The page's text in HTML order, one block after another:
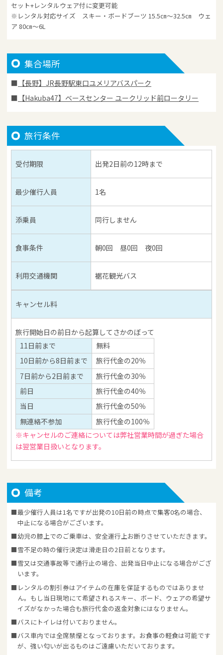
セット+レンタルウェア付に変更可能
※レンタル対応サイズ スキー・ボードブーツ 15.5㎝～32.5㎝ ウェ
ア 80㎝～6L
集合場所
【長野】JR長野駅東口ユメリアバスパーク
【Hakuba47】ベースセンター ユークリッド前ロータリー
旅行条件
受付期限 出発2日前の12時まで
最少催行人員 1名
添乗員 同行しません
食事条件 朝0回 昼0回 夜0回
利用交通機関 裾花観光バス
キャンセル料
旅行開始日の前日から起算してさかのぼって
11日前まで
無料
10日前から8日前まで
旅行代金の20％
7日前から2日前まで
旅行代金の30％
前日
旅行代金の40％
当日
旅行代金の50％
無連絡不参加
旅行代金の100％
※キャンセルのご連絡については弊社営業時間が過ぎた場合
は翌営業日扱いとなります。
備考
最少催行人員は1名ですが出発の10日前の時点で集客0名の場合、
中止になる場合がございます。
幼児の膝上でのご乗車は、安全運行上お断りさせていただきます。
雪不足の時の催行決定は滑走日の2日前となります。
雪又は交通事故等で通行止の場合、出発当日中止になる場合がござ
います。
レンタルの割引券はアイテムの在庫を保証するものではありませ
ん。もし当日現地にて希望されるスキー、ボード、ウェアの希望サ
イズがなかった場合も旅行代金の返金対象にはなりません。
バスにトイレは付いておりません。
バス車内では全席禁煙となっております。お食事の軽食は可能です
が、強い匂いが出るものはご遠慮いただいております。